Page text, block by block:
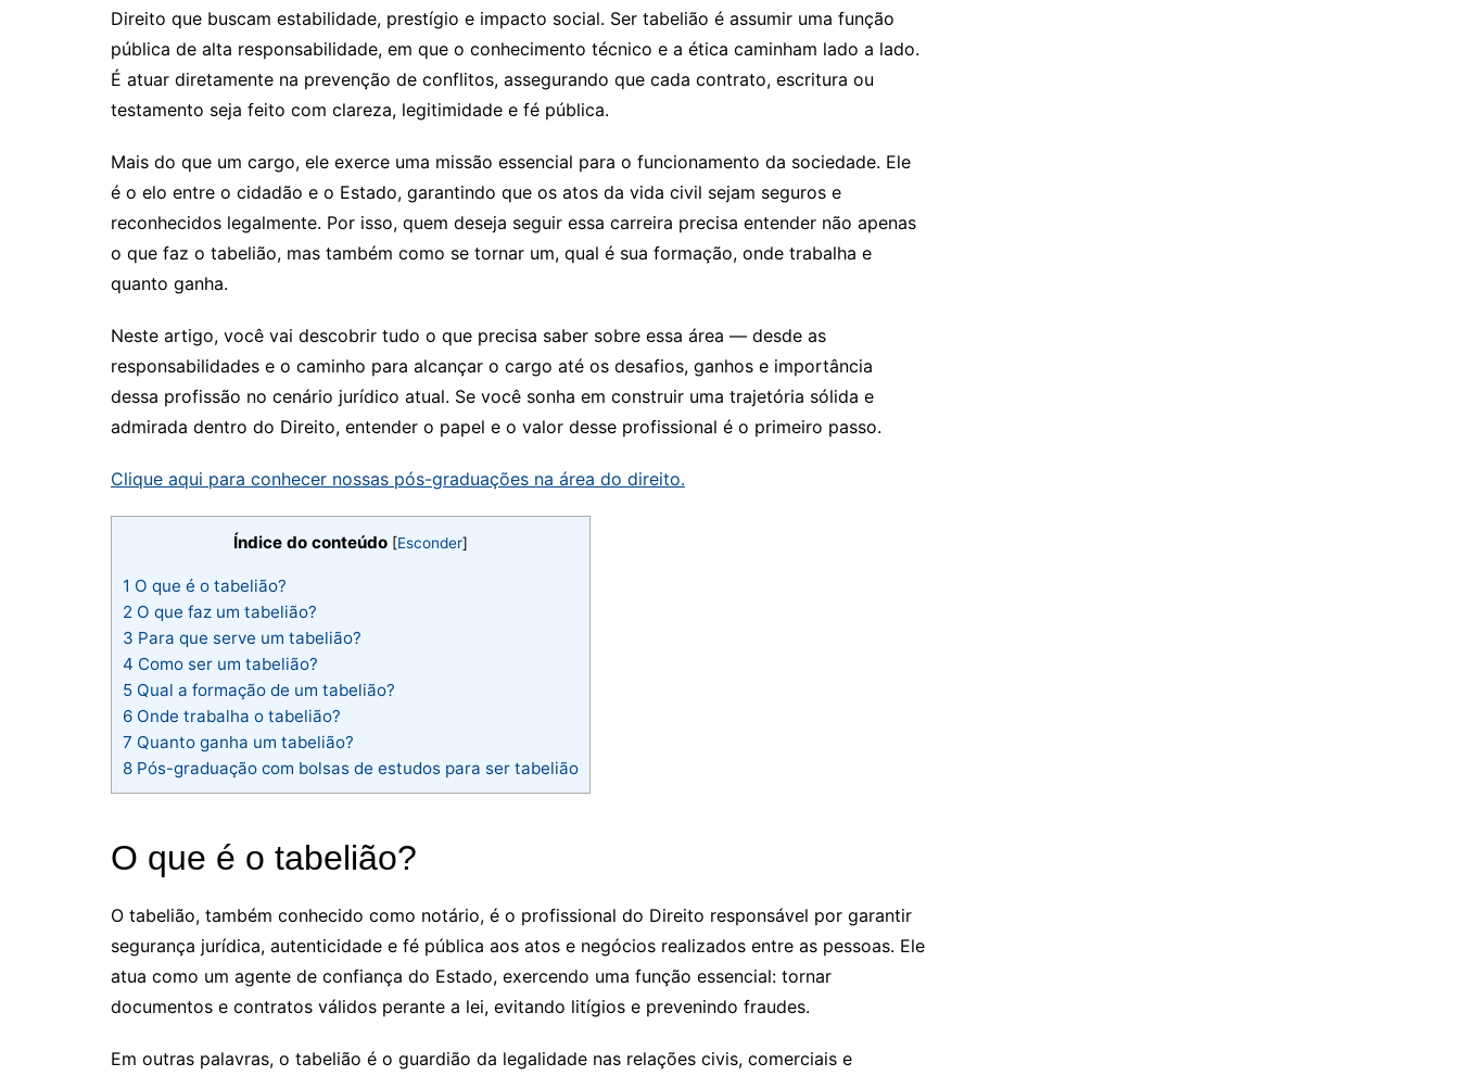
Direito que buscam estabilidade, prestígio e impacto social. Ser tabelião é assumir uma função
pública de alta responsabilidade, em que o conhecimento técnico e a ética caminham lado a lado.
É atuar diretamente na prevenção de conflitos, assegurando que cada contrato, escritura ou
testamento seja feito com clareza, legitimidade e fé pública.
Mais do que um cargo, ele exerce uma missão essencial para o funcionamento da sociedade. Ele
é o elo entre o cidadão e o Estado, garantindo que os atos da vida civil sejam seguros e
reconhecidos legalmente. Por isso, quem deseja seguir essa carreira precisa entender não apenas
o que faz o tabelião, mas também como se tornar um, qual é sua formação, onde trabalha e
quanto ganha.
Neste artigo, você vai descobrir tudo o que precisa saber sobre essa área — desde as
responsabilidades e o caminho para alcançar o cargo até os desafios, ganhos e importância
dessa profissão no cenário jurídico atual. Se você sonha em construir uma trajetória sólida e
admirada dentro do Direito, entender o papel e o valor desse profissional é o primeiro passo.
Clique aqui para conhecer nossas pós-graduações na área do direito.
Índice do conteúdo [Esconder]
1 O que é o tabelião?
2 O que faz um tabelião?
3 Para que serve um tabelião?
4 Como ser um tabelião?
5 Qual a formação de um tabelião?
6 Onde trabalha o tabelião​?
7 Quanto ganha um tabelião?
8 Pós-graduação com bolsas de estudos para ser tabelião
O que é o tabelião?
O tabelião, também conhecido como notário, é o profissional do Direito responsável por garantir
segurança jurídica, autenticidade e fé pública aos atos e negócios realizados entre as pessoas. Ele
atua como um agente de confiança do Estado, exercendo uma função essencial: tornar
documentos e contratos válidos perante a lei, evitando litígios e prevenindo fraudes.
Em outras palavras, o tabelião é o guardião da legalidade nas relações civis, comerciais e